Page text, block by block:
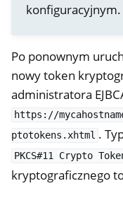
navigation of
konfiguracyjnym.
Po ponownym
nowy token
administratora
https://
ptotokens.xhtml .
PKCS#11 Crypto
kryptograficznego